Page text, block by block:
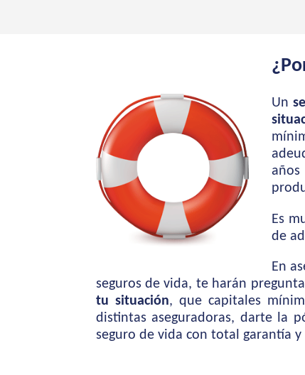
Un
Es
de
En
seguros de vida, te harán
tu situación, que capitales
distintas aseguradoras, darte la
seguro de vida con total garantía y